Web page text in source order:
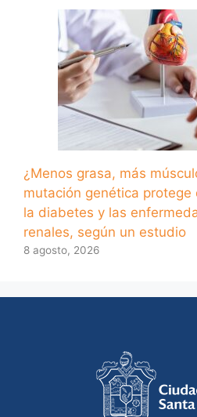
¿Menos grasa, más
mutación genética
la diabetes y las
renales, según un estudio
8 agosto, 2026